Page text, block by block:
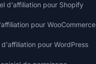
d'affiliation pour Shopify
pour WooCommerce
d'affiliation pour WordPress